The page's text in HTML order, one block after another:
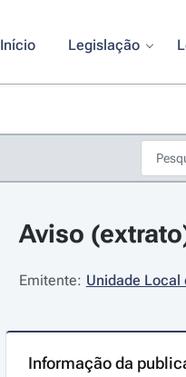
Início Legislação
Aviso
Emitente: Unidade Local
Informação da